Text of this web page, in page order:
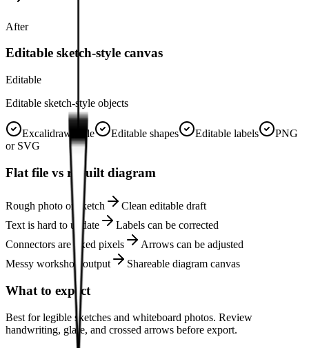
After
Editable sketch-style canvas
Editable
Editable sketch-style objects
Excalidraw style Editable shapes Editable labels
PNG
or SVG
Flat file vs rebuilt diagram
Rough photo or sketch
Clean editable draft
Text is hard to update
Labels can be corrected
Connectors are fixed pixels
Arrows can be adjusted
Messy workshop output
Shareable diagram canvas
What to expect
Best for legible sketches and whiteboard photos. Review
handwriting, glare, and crossed arrows before export.